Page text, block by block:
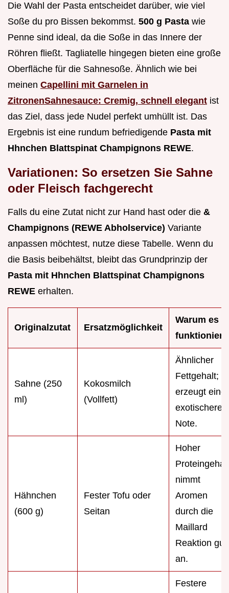
Die Wahl der Pasta entscheidet darüber, wie viel
Soße du pro Bissen bekommst. 500 g Pasta wie
Penne sind ideal, da die Soße in das Innere der
Röhren fließt. Tagliatelle hingegen bieten eine große
Oberfläche für die Sahnesoße. Ähnlich wie bei
meinen Capellini mit Garnelen in
ZitronenSahnesauce: Cremig, schnell elegant ist
das Ziel, dass jede Nudel perfekt umhüllt ist. Das
Ergebnis ist eine rundum befriedigende Pasta mit
Hhnchen Blattspinat Champignons REWE.
Variationen: So ersetzen Sie Sahne
oder Fleisch fachgerecht
Falls du eine Zutat nicht zur Hand hast oder die &
Champignons (REWE Abholservice) Variante
anpassen möchtest, nutze diese Tabelle. Wenn du
die Basis beibehältst, bleibt das Grundprinzip der
Pasta mit Hhnchen Blattspinat Champignons
REWE erhalten.
Originalzutat Ersatzmöglichkeit
Warum es
funktioniert
Sahne (250
ml)
Kokosmilch
(Vollfett)
Ähnlicher
Fettgehalt;
erzeugt eine
exotischere
Note.
Hähnchen
(600 g)
Fester Tofu oder
Seitan
Hoher
nimmt
Aromen
durch die
Maillard
Reaktion gut
an.
Festere